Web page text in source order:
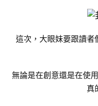
這次，大眼妹要跟讀者
無論是在創意還是在使
真